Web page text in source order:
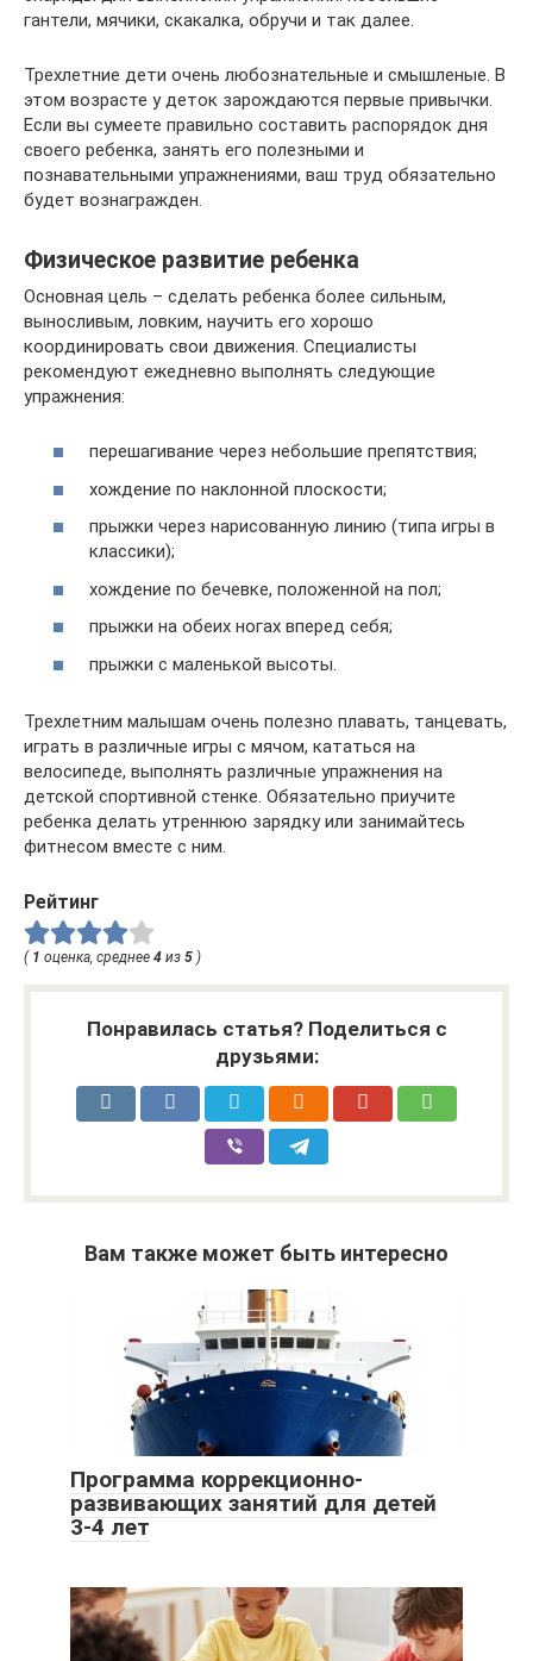
гантели, мячики, скакалка, обручи и так далее.
Трехлетние дети очень любознательные и смышленые. В
этом возрасте у деток зарождаются первые привычки.
Если вы сумеете правильно составить распорядок дня
своего ребенка, занять его полезными и
познавательными упражнениями, ваш труд обязательно
будет вознагражден.
Физическое развитие ребенка
Основная цель – сделать ребенка более сильным,
выносливым, ловким, научить его хорошо
координировать свои движения. Специалисты
рекомендуют ежедневно выполнять следующие
упражнения:
перешагивание через небольшие препятствия;
хождение по наклонной плоскости;
прыжки через нарисованную линию (типа игры в
классики);
хождение по бечевке, положенной на пол;
прыжки на обеих ногах вперед себя;
прыжки с маленькой высоты.
Трехлетним малышам очень полезно плавать, танцевать,
играть в различные игры с мячом, кататься на
велосипеде, выполнять различные упражнения на
детской спортивной стенке. Обязательно приучите
ребенка делать утреннюю зарядку или занимайтесь
фитнесом вместе с ним.
Рейтинг
( 1 оценка, среднее 4 из 5 )
Понравилась статья? Поделиться с
друзьями:
Вам также может быть интересно
Программа коррекционно-
развивающих занятий для детей
3-4 лет